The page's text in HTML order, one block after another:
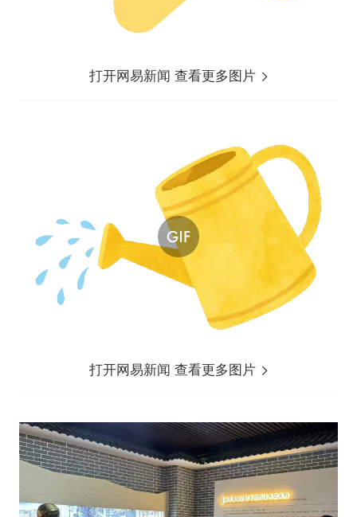
打开网易新闻 查看更多图片
打开网易新闻 查看更多图片